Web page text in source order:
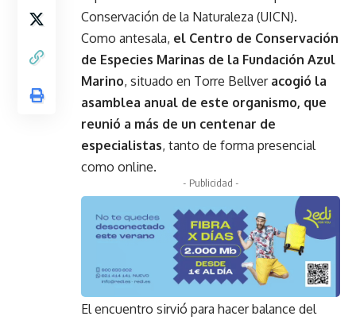
Conservación de la Naturaleza (UICN).
Como antesala, el Centro de Conservación
de Especies Marinas de la Fundación Azul
Marino, situado en Torre Bellver acogió la
asamblea anual de este organismo, que
reunió a más de un centenar de
especialistas, tanto de forma presencial
como online.
- Publicidad -
El encuentro sirvió para hacer balance del